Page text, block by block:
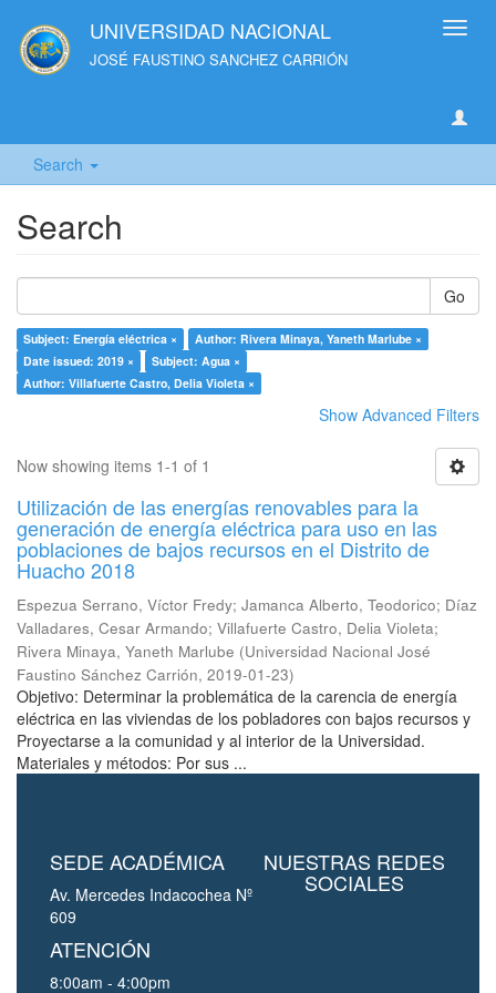
UNIVERSIDAD NACIONAL
JOSÉ FAUSTINO SANCHEZ CARRIÓN
Search
Search
Go
Subject: Energía eléctrica ×
Author: Rivera Minaya, Yaneth Marlube ×
Date issued: 2019 ×
Subject: Agua ×
Author: Villafuerte Castro, Delia Violeta ×
Show Advanced Filters
Now showing items 1-1 of 1
Utilización de las energías renovables para la
generación de energía eléctrica para uso en las
poblaciones de bajos recursos en el Distrito de
Huacho 2018
Espezua Serrano, Víctor Fredy; Jamanca Alberto, Teodorico; Díaz
Valladares, Cesar Armando; Villafuerte Castro, Delia Violeta;
Rivera Minaya, Yaneth Marlube (Universidad Nacional José
Faustino Sánchez Carrión, 2019-01-23)
Objetivo: Determinar la problemática de la carencia de energía
eléctrica en las viviendas de los pobladores con bajos recursos y
Proyectarse a la comunidad y al interior de la Universidad.
Materiales y métodos: Por sus ...
SEDE ACADÉMICA
Av. Mercedes Indacochea Nº
609
ATENCIÓN
8:00am - 4:00pm
NUESTRAS REDES
SOCIALES